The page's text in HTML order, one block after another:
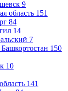
9
область 151
84
14
7
150
10
141